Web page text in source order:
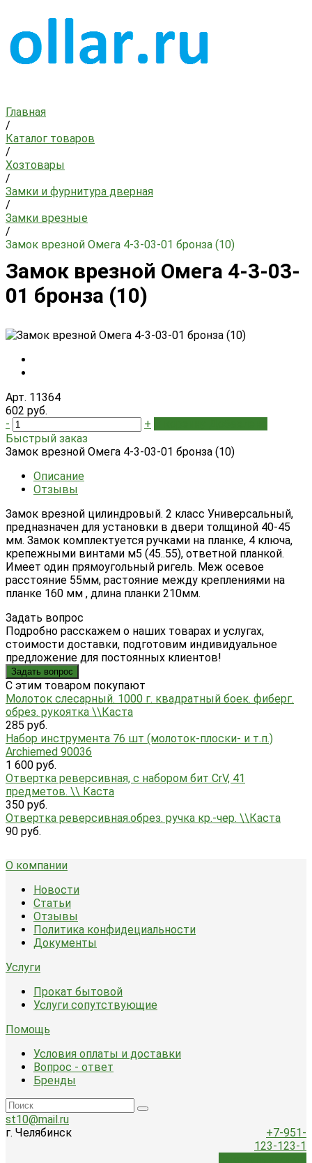
Главная
/
Каталог товаров
/
Хозтовары
/
Замки и фурнитура дверная
/
Замки врезные
/
Замок врезной Омега 4-3-03-01 бронза (10)
Замок врезной Омега 4-3-03-
01 бронза (10)
Арт. 11364
602 руб.
-
+
Быстрый заказ
Замок врезной Омега 4-3-03-01 бронза (10)
Описание
Отзывы
Замок врезной цилиндровый. 2 класс Универсальный,
предназначен для установки в двери толщиной 40-45
мм. Замок комплектуется ручками на планке, 4 ключа,
крепежными винтами м5 (45..55), ответной планкой.
Имеет один прямоугольный ригель. Меж осевое
расстояние 55мм, растояние между креплениями на
планке 160 мм , длина планки 210мм.
Задать вопрос
Подробно расскажем о наших товарах и услугах,
стоимости доставки, подготовим индивидуальное
предложение для постоянных клиентов!
Задать вопрос
C этим товаром покупают
Молоток слесарный. 1000 г. квадратный боек. фиберг.
обрез. рукоятка \\Каста
285 руб.
Набор инструмента 76 шт (молоток-плоски- и т.п.)
Archiemed 90036
1 600 руб.
Отвертка реверсивная, с набором бит CrV, 41
предметов. \\ Каста
350 руб.
Отвертка реверсивная.обрез. ручка кр.-чер. \\Каста
90 руб.
О компании
Новости
Статьи
Отзывы
Политика конфидециальности
Документы
Услуги
Прокат бытовой
Услуги сопутствующие
Помощь
Условия оплаты и доставки
Вопрос - ответ
Бренды
st10@mail.ru
г. Челябинск
+7-951-
123-123-1